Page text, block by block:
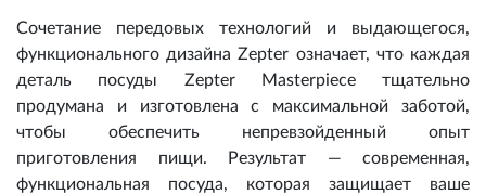
Сочетание передовых технологий и выдающегося,
функционального дизайна Zepter означает, что каждая
деталь посуды Zepter Masterpiece тщательно
продумана и изготовлена с максимальной заботой,
чтобы обеспечить непревзойденный опыт
приготовления пищи. Результат — современная,
функциональная посуда, которая защищает ваше